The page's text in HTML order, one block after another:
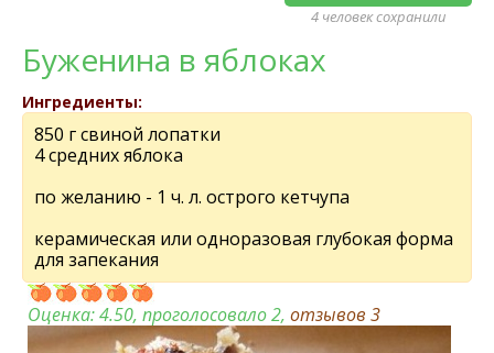
4 человек сохранили
Буженина в яблоках
Ингредиенты:
850 г свиной лопатки
4 средних яблока
по желанию - 1 ч. л. острого кетчупа
керамическая или одноразовая глубокая форма
для запекания
Оценка:4.50, проголосовало 2, отзывов 3